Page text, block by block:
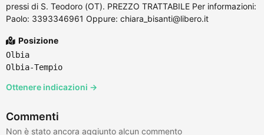
pressi di S. Teodoro (OT). PREZZO TRATTABILE Per informazioni:
Paolo: 3393346961 Oppure: chiara_bisanti@libero.it
Posizione
Olbia
Olbia-Tempio
Ottenere indicazioni →
Commenti
Non è stato ancora aggiunto alcun commento